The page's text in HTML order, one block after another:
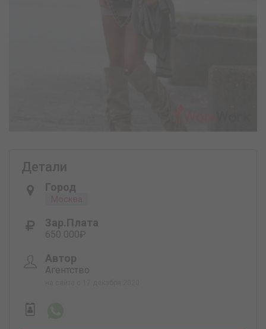
Детали
Город
Москва
Зар.плата
650 000₽
Автор
Агентство